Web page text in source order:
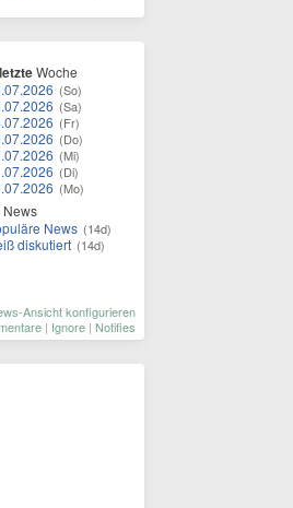
Woche
(So)
(Sa)
(Fr)
(Do)
(Mi)
(Di)
(Mo)
News
News (14d)
diskutiert (14d)
Ansicht konfigurieren
| Ignore | Notifies